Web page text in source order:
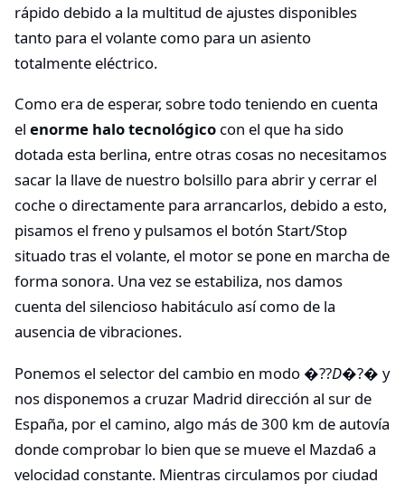
rápido debido a la multitud de ajustes disponibles
tanto para el volante como para un asiento
totalmente eléctrico.
Como era de esperar, sobre todo teniendo en cuenta
el enorme halo tecnológico con el que ha sido
dotada esta berlina, entre otras cosas no necesitamos
sacar la llave de nuestro bolsillo para abrir y cerrar el
coche o directamente para arrancarlos, debido a esto,
pisamos el freno y pulsamos el botón Start/Stop
situado tras el volante, el motor se pone en marcha de
forma sonora. Una vez se estabiliza, nos damos
cuenta del silencioso habitáculo así como de la
ausencia de vibraciones.
Ponemos el selector del cambio en modo �??D�?� y
nos disponemos a cruzar Madrid dirección al sur de
España, por el camino, algo más de 300 km de autovía
donde comprobar lo bien que se mueve el Mazda6 a
velocidad constante. Mientras circulamos por ciudad